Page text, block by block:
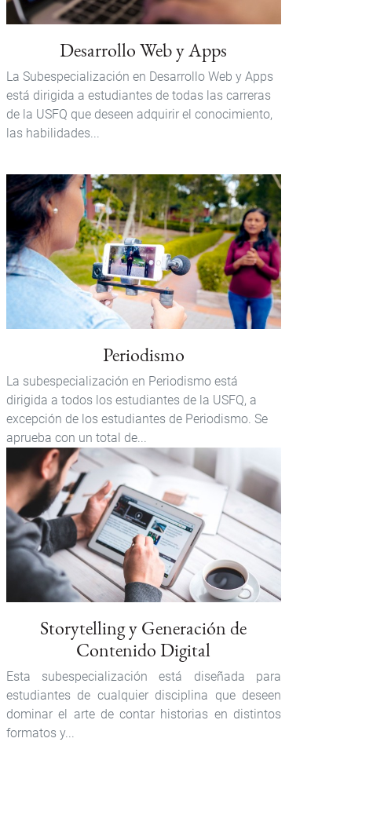
Desarrollo Web y Apps
La Subespecialización en Desarrollo Web y Apps
está dirigida a estudiantes de todas las carreras
de la USFQ que deseen adquirir el conocimiento,
las habilidades...
Periodismo
La subespecialización en Periodismo está
dirigida a todos los estudiantes de la USFQ, a
excepción de los estudiantes de Periodismo. Se
aprueba con un total de...
Storytelling y Generación de
Contenido Digital
Esta subespecialización está diseñada para
estudiantes de cualquier disciplina que deseen
dominar el arte de contar historias en distintos
formatos y...